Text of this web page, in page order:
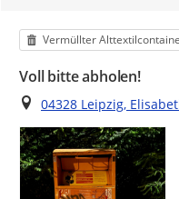
Kategorie
Vermüllter
Voll bitte abholen!
Ort
04328 Leipzig,